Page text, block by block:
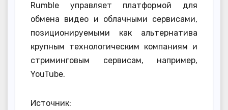
Rumble управляет платформой для
обмена видео и облачными сервисами,
позиционируемыми как альтернатива
крупным технологическим компаниям и
стриминговым сервисам, например,
YouTube.
Источник: